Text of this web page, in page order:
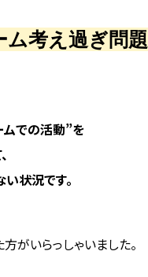
ム考え過ぎ問題
での活動”を
状況です。
がいらっしゃいました。